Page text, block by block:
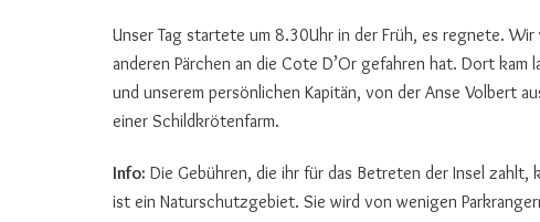
Unser Tag startete um 8.30Uhr in der Früh, es regnete.
anderen Pärchen an die Cote D’Or gefahren hat. Dort
und unserem persönlichen Kapitän, von der Anse Volbert
einer Schildkrötenfarm.
Info: Die Gebühren, die ihr für das Betreten der Insel
ist ein Naturschutzgebiet. Sie wird von wenigen